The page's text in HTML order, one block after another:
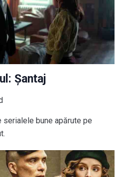
Șantaj
serialele bune apărute pe